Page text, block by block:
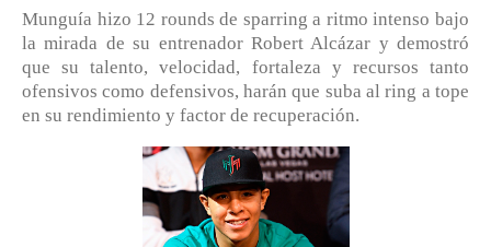
Munguía hizo 12 rounds de sparring a ritmo intenso bajo
la mirada de su entrenador Robert Alcázar y demostró
que su talento, velocidad, fortaleza y recursos tanto
ofensivos como defensivos, harán que suba al ring a tope
en su rendimiento y factor de recuperación.